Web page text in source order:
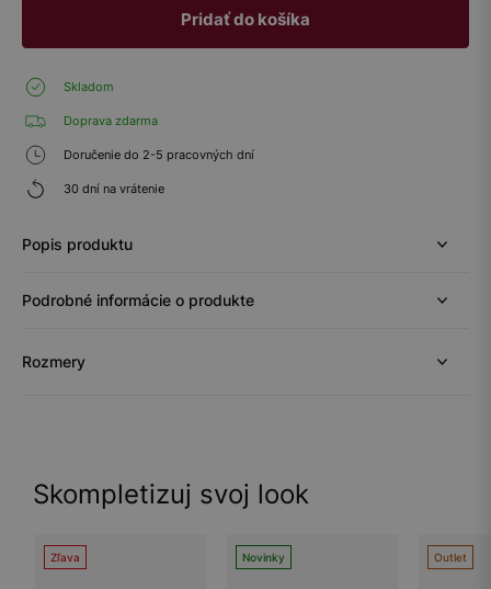
Pridať do košíka
Skladom
Doprava zdarma
Doručenie do 2-5 pracovných dní
30 dní na vrátenie
Popis produktu
Podrobné informácie o produkte
Rozmery
Skompletizuj svoj look
Zľava Novinky Outlet